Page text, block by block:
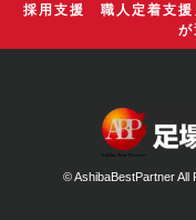
採用支援 職人定着支援
が
© AshibaBestPartner